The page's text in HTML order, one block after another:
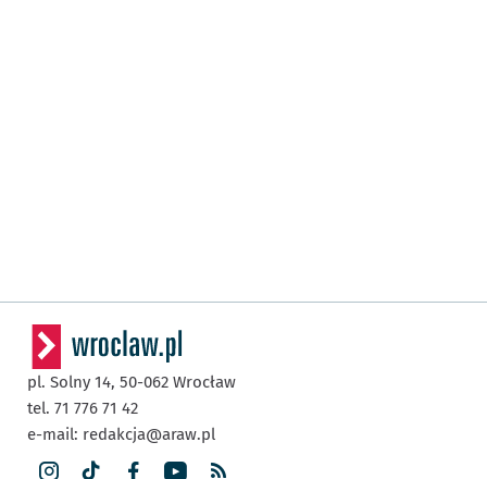
pl. Solny 14, 50-062 Wrocław
tel. 71 776 71 42
e-mail: redakcja@araw.pl